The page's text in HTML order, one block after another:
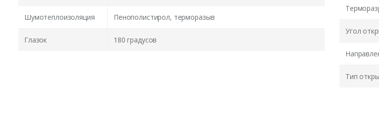
Шумотеплоизоляция Пенополистирол, терморазыв
Глазок 180 градусов
Угол
Тип